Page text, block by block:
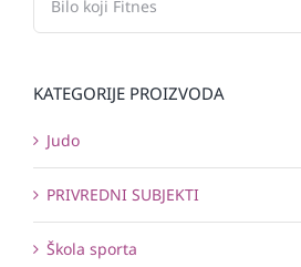
KATEGORIJE PROIZVODA
Judo
PRIVREDNI SUBJEKTI
Škola sporta